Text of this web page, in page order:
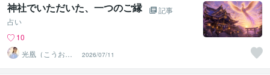
神社でいただいた、一つのご縁
記事
占い
10
光凰（こうお
う）ご縁と心を
読み解く鑑定士
2026/07/11